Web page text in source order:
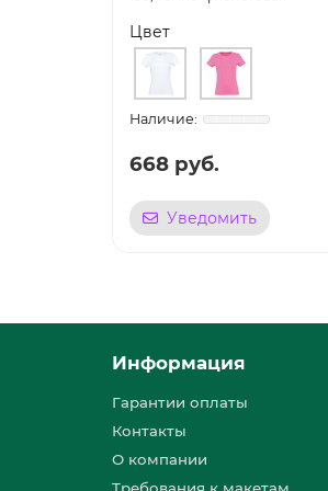
Цвет
668 руб.
Уведомить
Информация
Гарантии оплаты
Контакты
О компании